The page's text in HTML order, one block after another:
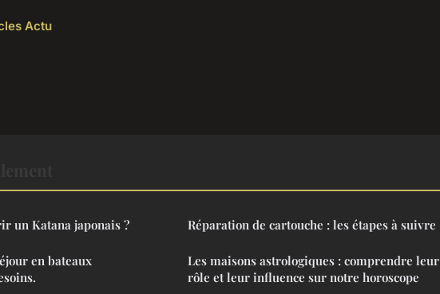
Actu
un Katana japonais ?
en bateaux
Réparation de cartouche : les étapes à suivre
Les maisons astrologiques : comprendre leur
rôle et leur influence sur notre horoscope